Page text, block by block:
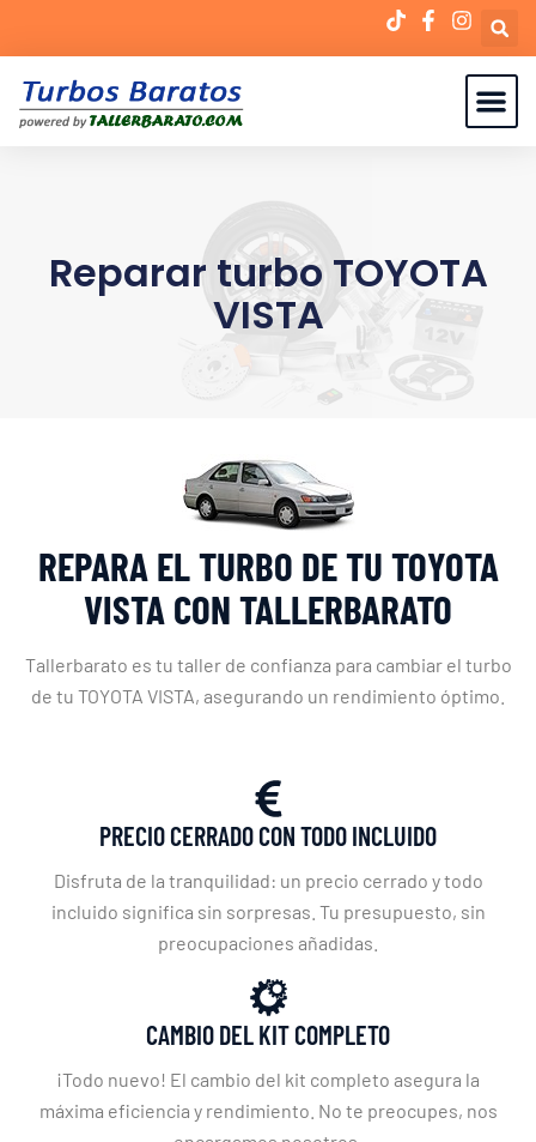
Reparar turbo TOYOTA
VISTA
REPARA EL TURBO DE TU TOYOTA
VISTA CON TALLERBARATO
Tallerbarato es tu taller de confianza para cambiar el turbo
de tu TOYOTA VISTA, asegurando un rendimiento óptimo.
PRECIO CERRADO CON TODO INCLUIDO
Disfruta de la tranquilidad: un precio cerrado y todo
incluido significa sin sorpresas. Tu presupuesto, sin
preocupaciones añadidas.
CAMBIO DEL KIT COMPLETO
¡Todo nuevo! El cambio del kit completo asegura la
máxima eficiencia y rendimiento. No te preocupes, nos